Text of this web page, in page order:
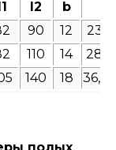
l2 b
90 12
110 14
140 18